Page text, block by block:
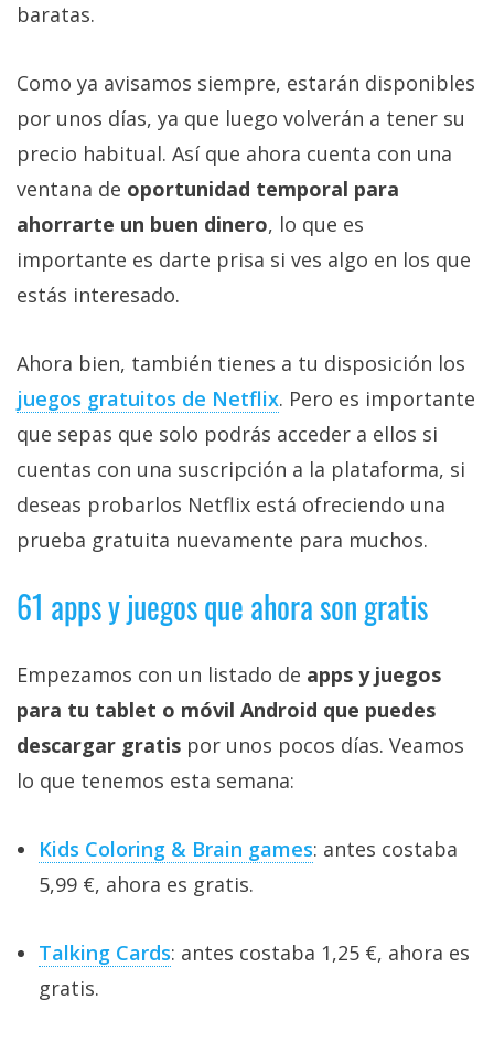
baratas.
Como ya avisamos siempre, estarán disponibles
por unos días, ya que luego volverán a tener su
precio habitual. Así que ahora cuenta con una
ventana de oportunidad temporal para
ahorrarte un buen dinero, lo que es
importante es darte prisa si ves algo en los que
estás interesado.
Ahora bien, también tienes a tu disposición los
juegos gratuitos de Netflix‎. Pero es importante
que sepas que solo podrás acceder a ellos si
cuentas con una suscripción a la plataforma, si
deseas probarlos Netflix está ofreciendo una
prueba gratuita nuevamente para muchos.
61 apps y juegos que ahora son gratis
Empezamos con un listado de apps y juegos
para tu tablet o móvil Android que puedes
descargar gratis por unos pocos días. Veamos
lo que tenemos esta semana:
Kids Coloring & Brain games: antes costaba
5,99 €, ahora es gratis.
Talking Cards: antes costaba 1,25 €, ahora es
gratis.